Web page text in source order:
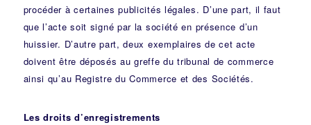
procéder à certaines publicités légales. D’une part, il faut
que l’acte soit signé par la société en présence d’un
huissier. D’autre part, deux exemplaires de cet acte
doivent être déposés au greffe du tribunal de commerce
ainsi qu’au Registre du Commerce et des Sociétés.
Les droits d’enregistrements